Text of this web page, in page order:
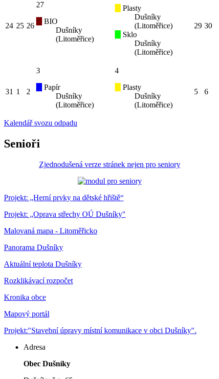
24 25 26
27
BIO
Dušníky
(Litoměřice)
Plasty
Dušníky
(Litoměřice)
Sklo
Dušníky
(Litoměřice)
29 30
31 1 2
3
Papír
Dušníky
(Litoměřice)
4
Plasty
Dušníky
(Litoměřice)
5 6
Kalendář svozu odpadu
Senioři
Zjednodušená verze stránek nejen pro seniory
Projekt: „Herní prvky na dětské hřiště“
Projekt: „Oprava střechy OÚ Dušníky"
Malovaná mapa - Litoměřicko
Panorama Dušníky
Aktuální teplota Dušníky
Rozklikávací rozpočet
Kronika obce
Mapový portál
Projekt:"Stavební úpravy místní komunikace v obci Dušníky".
Adresa
Obec Dušníky